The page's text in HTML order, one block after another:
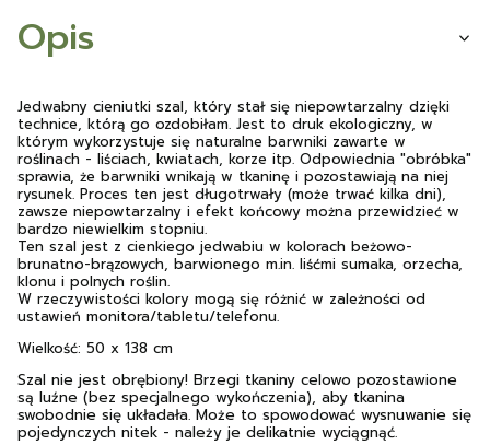
Opis
Jedwabny cieniutki szal, który stał się niepowtarzalny dzięki
technice, którą go ozdobiłam. Jest to druk ekologiczny, w
którym wykorzystuje się naturalne barwniki zawarte w
roślinach - liściach, kwiatach, korze itp. Odpowiednia "obróbka"
sprawia, że barwniki wnikają w tkaninę i pozostawiają na niej
rysunek. Proces ten jest długotrwały (może trwać kilka dni),
zawsze niepowtarzalny i efekt końcowy można przewidzieć w
bardzo niewielkim stopniu.
Ten szal jest z cienkiego jedwabiu w kolorach beżowo-
brunatno-brązowych, barwionego m.in. liśćmi sumaka, orzecha,
klonu i polnych roślin.
W rzeczywistości kolory mogą się różnić w zależności od
ustawień monitora/tabletu/telefonu.
Wielkość: 50 x 138 cm
Szal nie jest obrębiony! Brzegi tkaniny celowo pozostawione
są luźne (bez specjalnego wykończenia), aby tkanina
swobodnie się układała. Może to spowodować wysnuwanie się
pojedynczych nitek - należy je delikatnie wyciągnąć.